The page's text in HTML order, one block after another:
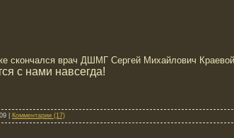
скончался врач ДШМГ Сергей Михайлович
с нами навсегда!
Комментарии (17)